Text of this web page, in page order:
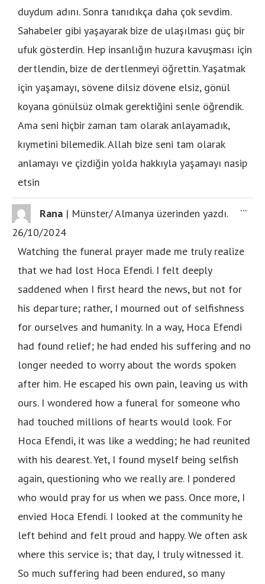
duydum adını. Sonra tanıdıkça daha çok sevdim.
Sahabeler gibi yaşayarak bize de ulaşılması güç bir
ufuk gösterdin. Hep insanlığın huzura kavuşması için
dertlendin, bize de dertlenmeyi öğrettin. Yaşatmak
için yaşamayı, sövene dilsiz dövene elsiz, gönül
koyana gönülsüz olmak gerektiğini senle öğrendik.
Ama seni hiçbir zaman tam olarak anlayamadık,
kıymetini bilemedik. Allah bize seni tam olarak
anlamayı ve çizdiğin yolda hakkıyla yaşamayı nasip
etsin
Rana | Münster/ Almanya üzerinden yazdı.
26/10/2024
Watching the funeral prayer made me truly realize
that we had lost Hoca Efendi. I felt deeply
saddened when I first heard the news, but not for
his departure; rather, I mourned out of selfishness
for ourselves and humanity. In a way, Hoca Efendi
had found relief; he had ended his suffering and no
longer needed to worry about the words spoken
after him. He escaped his own pain, leaving us with
ours. I wondered how a funeral for someone who
had touched millions of hearts would look. For
Hoca Efendi, it was like a wedding; he had reunited
with his dearest. Yet, I found myself being selfish
again, questioning who we really are. I pondered
who would pray for us when we pass. Once more, I
envied Hoca Efendi. I looked at the community he
left behind and felt proud and happy. We often ask
where this service is; that day, I truly witnessed it.
So much suffering had been endured, so many
...